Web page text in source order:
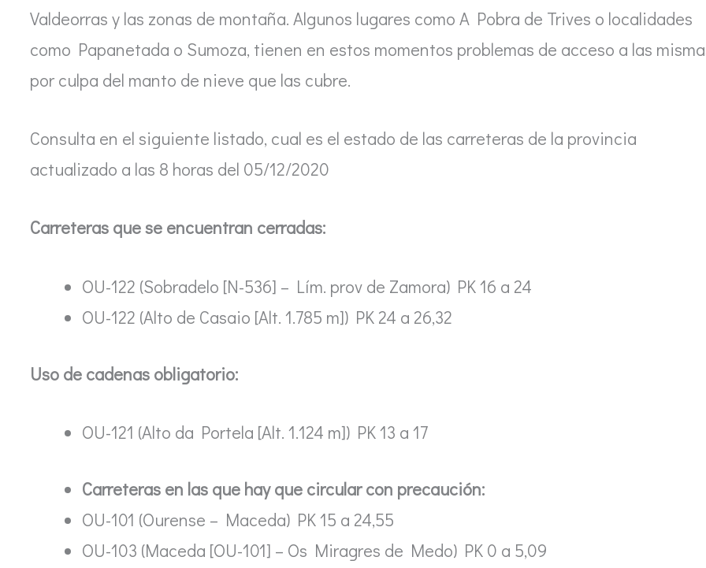
Valdeorras y las zonas de montaña. Algunos lugares como A Pobra de Trives o localidades
como Papanetada o Sumoza, tienen en estos momentos problemas de acceso a las
por culpa del manto de nieve que las cubre.
Consulta en el siguiente listado, cual es el estado de las carreteras de la provincia
actualizado a las 8 horas del 05/12/2020
Carreteras que se encuentran cerradas:
OU-122 (Sobradelo [N-536] – Lím. prov de Zamora) PK 16 a 24
OU-122 (Alto de Casaio [Alt. 1.785 m]) PK 24 a 26,32
Uso de cadenas obligatorio:
OU-121 (Alto da Portela [Alt. 1.124 m]) PK 13 a 17
Carreteras en las que hay que circular con precaución:
OU-101 (Ourense – Maceda) PK 15 a 24,55
OU-103 (Maceda [OU-101] – Os Miragres de Medo) PK 0 a 5,09